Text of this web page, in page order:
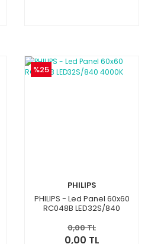
%25
PHILIPS
PHILIPS - Led Panel 60x60
RC048B LED32S/840
0,00 TL
0,00 TL